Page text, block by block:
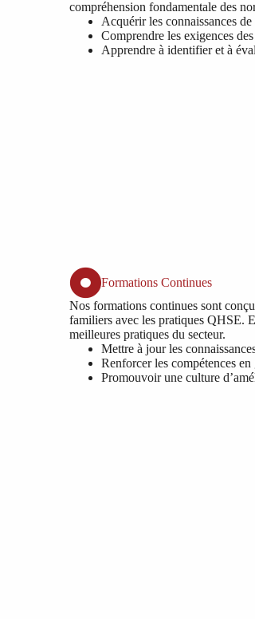
compréhension fondamentale des
Acquérir les connaissances
Comprendre les exigences
Apprendre à identifier et à
Formations Continues
Nos formations continues sont
familiers avec les pratiques QHSE.
meilleures pratiques du secteur.
Mettre à jour les
Renforcer les compétences
Promouvoir une culture